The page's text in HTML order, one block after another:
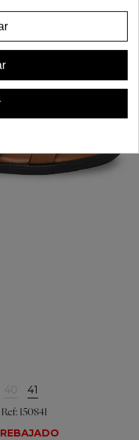
40 41
150841
REBAJADO